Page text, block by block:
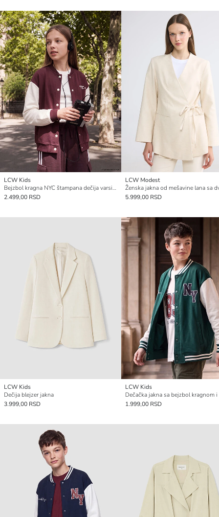
LCW Kids
Bejzbol kragna NYC štampana dečija varsity jakna
2.499,00 RSD
LCW Modest
5.999,00 RSD
LCW Kids
Dečija blejzer jakna
3.999,00 RSD
LCW Kids
Dečačka jakna sa bejzbol kragnom
1.999,00 RSD